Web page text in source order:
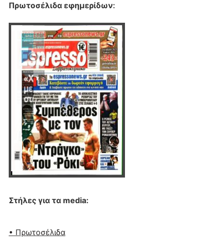
Πρωτοσέλιδα εφημερίδων:
Στήλες για τα media:
• Πρωτοσέλιδα